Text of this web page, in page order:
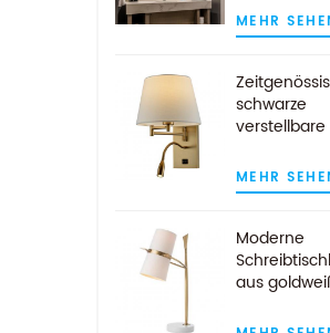
LED-
MEHR
schwarze
verstellbare
LED-
MEHR
Moderne
aus
weißem